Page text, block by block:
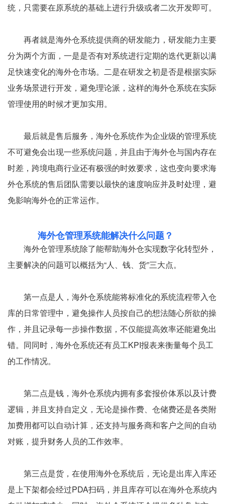
统，只需要在原系统的基础上进行升级或者二次开发即可。
再者就是海外仓系统提供商的研发能力，研发能力主要
分为两个方面，一是是否有对系统进行定期的迭代更新以满
足快速变化的海外仓市场。二是在研发之初是否是根据实际
业务场景进行开发，避免理论派，这样的海外仓系统在实际
管理使用的时候才更加实用。
最后就是售后服务，海外仓系统作为企业级的管理系统
不可避免会出现一些系统问题，并且由于海外仓与国内存在
时差，跨境电商行业还有极强的时效要求，这也变向要求海
外仓系统的售后团队需要以最快的速度响应并及时处理，避
免影响海外仓的正常运作。
海外仓管理系统能解决什么问题？
海外仓管理系统除了能帮助海外仓实现数字化转型外，
主要解决的问题可以概括为“人、钱、货”三大点。
第一点是人，海外仓系统能将标准化的系统流程带入仓
库的日常管理中，避免操作人员按自己的想法随心所欲的操
作，并且记录每一步操作数据，不仅能提高效率还能避免出
错。同同时，海外仓系统还有员工KPI报表来衡量每个员工
的工作情况。
第二点是钱，海外仓系统内拥有多套报价体系以及计费
逻辑，并且支持自定义，无论是操作费、仓储费还是各类附
加费用都可以自动计算，还支持与服务商和客户之间的自动
对账，提升财务人员的工作效率。
第三点是货，在使用海外仓系统后，无论是出库入库还
是上下架都会经过PDA扫码，并且库存可以在海外仓系统内